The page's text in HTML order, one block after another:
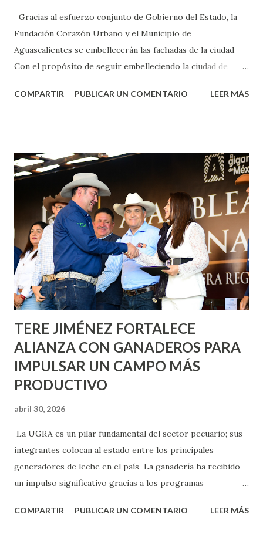
Gracias al esfuerzo conjunto de Gobierno del Estado, la
Fundación Corazón Urbano y el Municipio de
Aguascalientes se embellecerán las fachadas de la ciudad
Con el propósito de seguir embelleciendo la ciudad de
municipal, Leo Montañez dio inicio al programa
Corazón Urbano y el Municipio capital. Leo Montañez
informó que en este programa se usarán cerca de 90 mil
metros cuadrados de pintura, para dar inicio en la calle
Nieto, entre Jesús F. Elizondo y la calle 22 de Octubre, con
lo que se aplicará pintura en 66 casas. Posteriormente se
llevará este programa a Villas de Nuestra Señora de la
Asunción, Avenida Alameda y Decreto 27 de Septiembre, en
los edificios FOVISSSTE Ojo de Agua, en la comunidad
Norias de Paso Hondo y en los edificios de...
COMPARTIR PUBLICAR UN COMENTARIO LEER MÁS
TERE JIMÉNEZ FORTALECE
ALIANZA CON GANADEROS PARA
IMPULSAR UN CAMPO MÁS
PRODUCTIVO
abril 30, 2026
La UGRA es un pilar fundamental del sector pecuario; sus
integrantes colocan al estado entre los principales
generadores de leche en el país La ganadería ha recibido
un impulso significativo gracias a los programas
muestra de su respaldo firme y decidido al campo, la
COMPARTIR PUBLICAR UN COMENTARIO LEER MÁS